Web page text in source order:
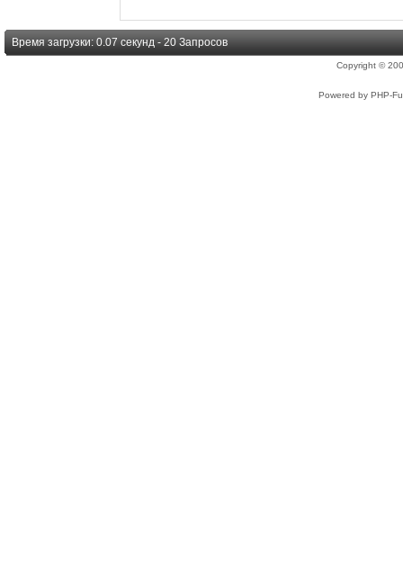
Время загрузки: 0.07 секунд - 20 Запросов
Copyright ©
Powered by PHP-